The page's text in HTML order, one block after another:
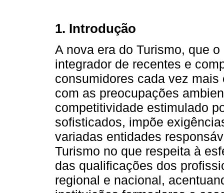
1. Introdução
A nova era do Turismo, que
integrador de recentes e
consumidores cada vez
com as preocupações
competitividade estimulado
sofisticados, impõe
variadas entidades
Turismo no que respeita à
das qualificações dos
regional e nacional,